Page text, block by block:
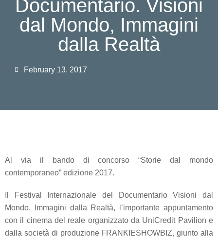
Documentario. Visioni
dal Mondo, Immagini
dalla Realtà
February 13, 2017
Al via il bando di concorso “Storie dal mondo
contemporaneo” edizione 2017.
Il Festival Internazionale del Documentario Visioni dal
Mondo, Immagini dalla Realtà, l’importante appuntamento
con il cinema del reale organizzato da UniCredit Pavilion e
dalla società di produzione FRANKIESHOWBIZ, giunto alla